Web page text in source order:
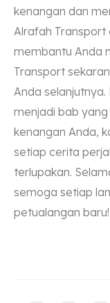
kenangan dan
Alrafah
membantu Anda
Transport
Anda
menjadi bab
kenangan Anda,
setiap cerita
terlupakan.
semoga setiap
petualangan baru!